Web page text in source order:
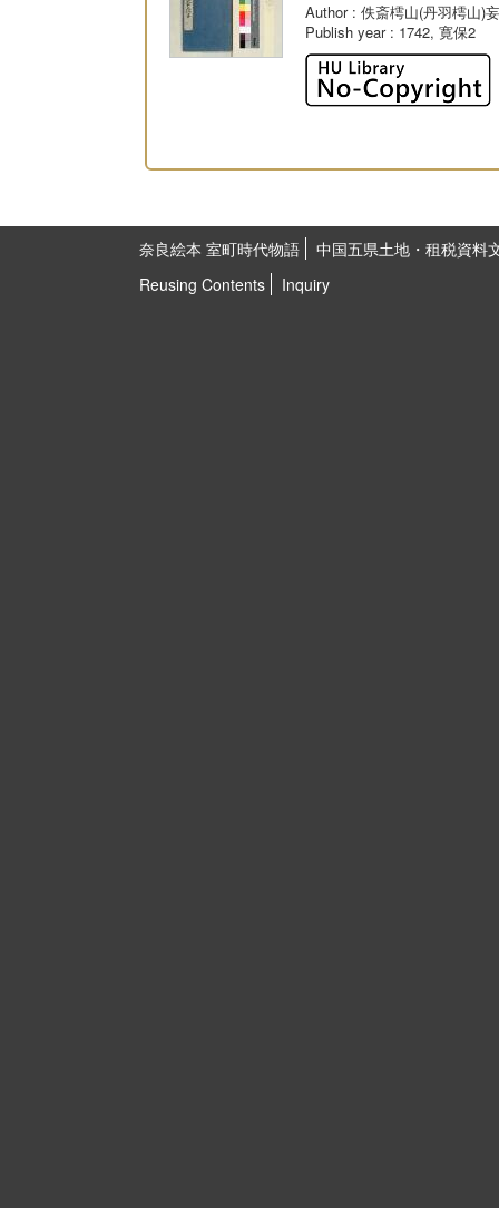
Author: 佚斎樗山(丹羽樗山)
Publish year: 1742, 寛保2
奈良絵本 室町時代物語
中国五県土地・租税資料
Reusing Contents
Inquiry